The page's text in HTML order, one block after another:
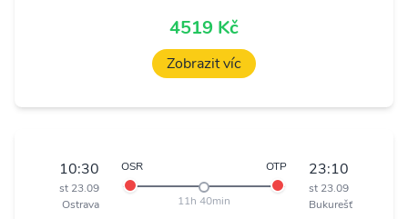
4519 Kč
Zobrazit víc
10:30
st 23.09
Ostrava
OSR OTP
11h 40min
23:10
st 23.09
Bukurešť